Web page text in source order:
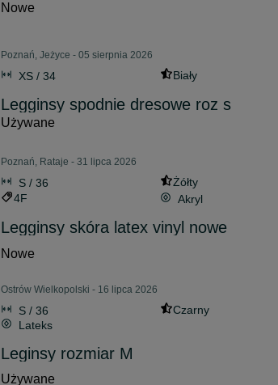
Nowe
Poznań, Jeżyce - 05 sierpnia 2026
XS / 34 Biały
Legginsy spodnie dresowe roz s
Używane
Poznań, Rataje - 31 lipca 2026
S / 36
Żółty
4F
Akryl
Legginsy skóra latex vinyl nowe
Nowe
Ostrów Wielkopolski - 16 lipca 2026
S / 36
Czarny
Lateks
Leginsy rozmiar M
Używane